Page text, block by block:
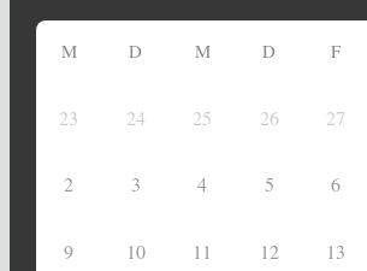
M D M D F
23 24 25 26 27
2 3 4 5 6
9 10 11 12 13